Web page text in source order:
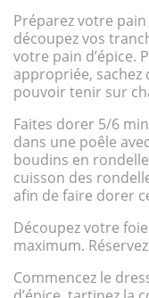
Préparez votre pain
découpez vos
votre pain d’épice.
appropriée, sachez
pouvoir tenir sur
Faites dorer 5/6
dans une poêle
boudins en
cuisson des
afin de faire dorer
Découpez votre
maximum.
Commencez le